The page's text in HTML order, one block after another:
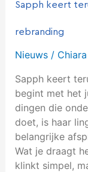
Sapph keert
rebranding
Nieuws/ Chiara
Sapph keert
begint met het
dingen die
doet, is haar
belangrijke
Wat je draagt
klinkt simpel,